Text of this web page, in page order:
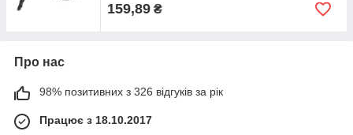
159,89 ₴
Про нас
98% позитивних з 326 відгуків за рік
Працює з 18.10.2017